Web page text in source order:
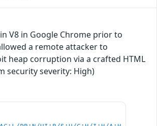
V8 in Google Chrome prior to
a remote attacker to
heap corruption via a crafted HTML
security severity: High)